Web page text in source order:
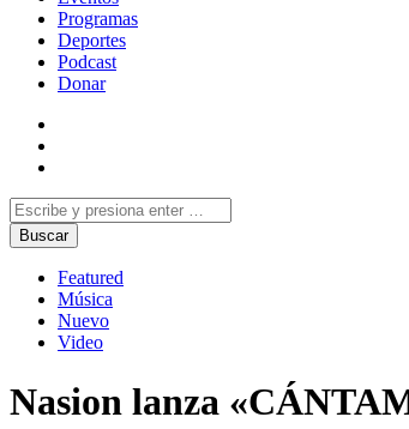
Programas
Deportes
Podcast
Donar
Featured
Música
Nuevo
Video
Nasion lanza